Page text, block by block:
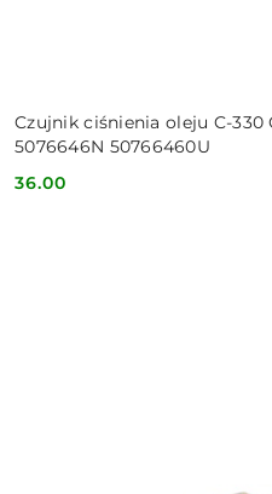
Czujnik ciśnienia oleju C-330
5076646N 50766460U
Cena:
36.00